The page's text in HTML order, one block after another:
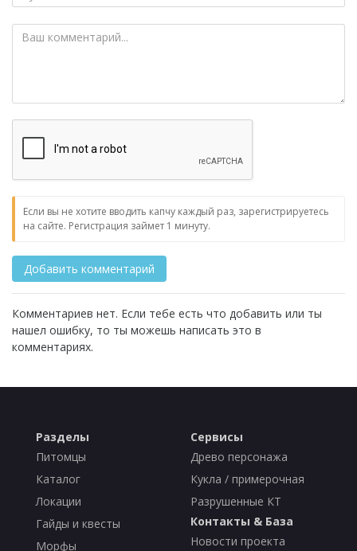
Если вы не хотите вводить капчу каждый раз, зарегистрируетесь
на сайте. Регистрация займет 1 минуту.
Комментариев нет. Если тебе есть что добавить или ты
нашел ошибку, то ты можешь написать это в
комментариях.
Разделы
Питомцы
Каталог
Локации
Гайды и квесты
Морфы
Сервисы
Древо персонажа
Кукла / примерочная
Разрушенные КТ
Контакты & База
Новости проекта